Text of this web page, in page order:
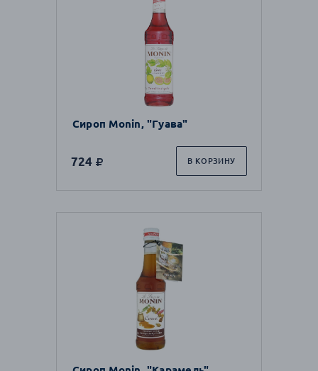
Сироп Monin, "Гуава"
724 В КОРЗИНУ